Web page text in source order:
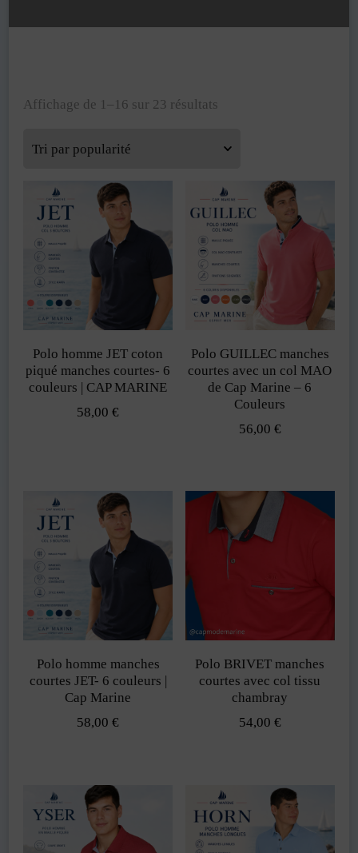
Affichage de 1–16 sur 23 résultats
popularité
Polo homme JET coton
piqué manches courtes- 6
couleurs | CAP MARINE
58,00€
a
plusieurs
variations.
Les
options
choisies
sur
la
du
produit
Polo GUILLEC manches
courtes avec un col MAO
de Cap Marine – 6
Couleurs
56,00 €
a
plusieurs
Les
peuvent
être
choisies
sur
du
produit
Polo homme manches
courtes JET- 6 couleurs |
Cap Marine
58,00€
a
plusieurs
Polo BRIVET manches
courtes avec col tissu
chambray
54,00 €
plusieurs